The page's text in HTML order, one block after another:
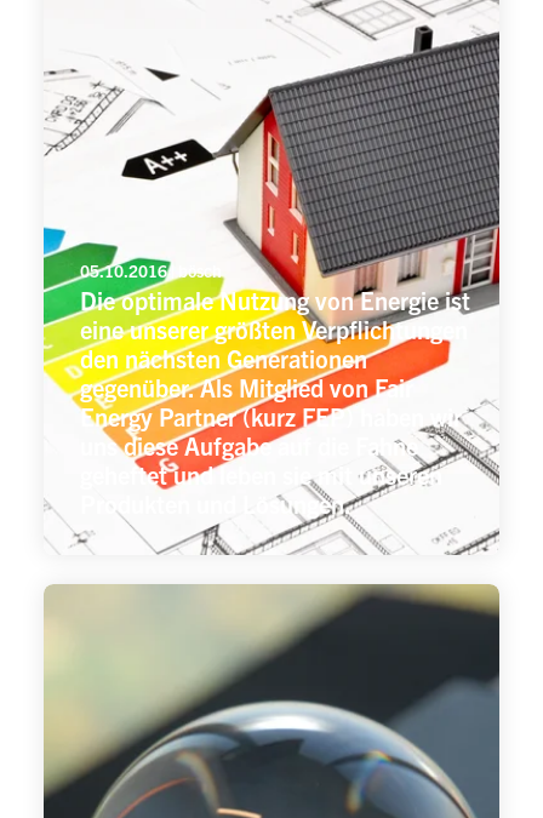
05.10.2016 | bösch
Die optimale Nutzung von Energie ist
eine unserer größten Verpflichtungen
den nächsten Generationen
gegenüber. Als Mitglied von Fair
Energy Partner (kurz FEP) haben wir
uns diese Aufgabe auf die Fahne
geheftet und leben sie mit unseren
Produkten und Lösungen.